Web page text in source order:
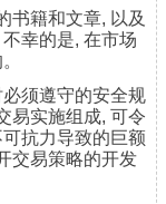
书籍和文章, 以及
幸的是, 在市场
须遵守的安全规
易实施组成, 可令
抗力导致的巨额
交易策略的开发